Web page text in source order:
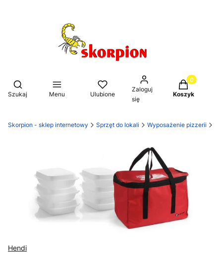
Otwórz wyszukiwarkę
Szukaj Menu Ulubione
Zaloguj
się
Produkty w
Koszyk
Skorpion - sklep internetowy Sprzęt do lokali Wyposażenie pizzerii
Hendi